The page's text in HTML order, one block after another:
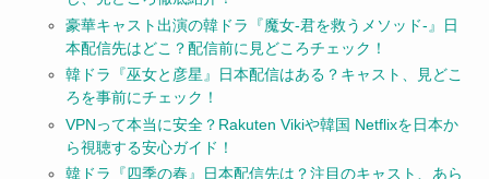
豪華キャスト出演の韓ドラ『魔女-君を救うメソッド-』日
本配信先はどこ？配信前に見どころチェック！
韓ドラ『巫女と彦星』日本配信はある？キャスト、見どこ
ろを事前にチェック！
VPNって本当に安全？Rakuten Vikiや韓国 Netflixを日本か
ら視聴する安心ガイド！
韓ドラ『四季の春』日本配信先は？注目のキャスト、あら